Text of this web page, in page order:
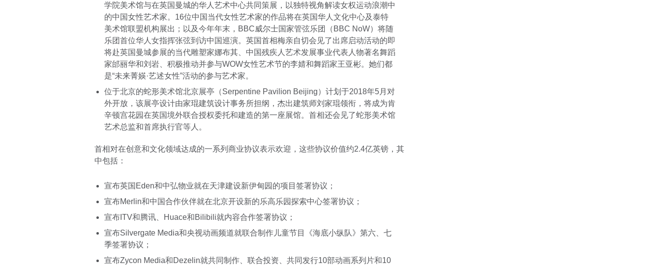
学院美术馆与在英国曼城的华人艺术中心共同策展，以独特视角解读女权运动浪潮中
的中国女性艺术家。16位中国当代女性艺术家的作品将在英国华人文化中心及泰特
美术馆联盟机构展出；以及今年年末，BBC威尔士国家管弦乐团（BBC NoW）将随
乐团首位华人女指挥张弦到访中国巡演。英国首相梅亲自切会见了出席启动活动的即
将赴英国曼城参展的当代雕塑家娜布其、中国残疾人艺术发展事业代表人物著名舞蹈
家邰丽华和刘岩、积极推动并参与WOW女性艺术节的李婧和舞蹈家王亚彬。她们都
是“未来菁媖·艺述女性”活动的参与艺术家。
位于北京的蛇形美术馆北京展亭（Serpentine Pavilion Beijing）计划于2018年5月对
外开放，该展亭设计由家琨建筑设计事务所担纲，杰出建筑师刘家琨领衔，将成为肯
辛顿宫花园在英国境外联合授权委托和建造的第一座展馆。首相还会见了蛇形美术馆
艺术总监和首席执行官等人。
首相对在创意和文化领域达成的一系列商业协议表示欢迎，这些协议价值约2.4亿英镑，其
中包括：
宣布英国Eden和中弘物业就在天津建设新伊甸园的项目签署协议；
宣布Merlin和中国合作伙伴就在北京开设新的乐高乐园探索中心签署协议；
宣布ITV和腾讯、Huace和Bilibili就内容合作签署协议；
宣布Silvergate Media和央视动画频道就联合制作儿童节目《海底小纵队》第六、七
季签署协议；
宣布Zycon Media和Dezelin就共同制作、联合投资、共同发行10部动画系列片和10